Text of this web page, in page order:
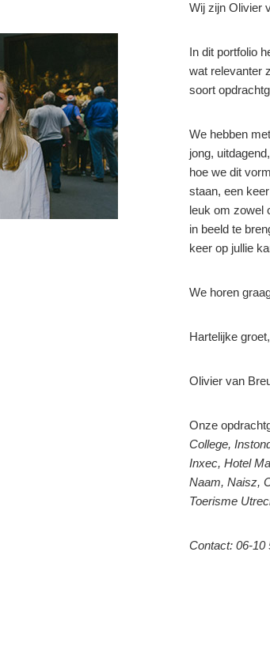
Wij zijn Olivier
In dit portfolio
wat relevanter
soort
We hebben
jong,
hoe we dit
staan, een
leuk om zowel
in beeld te
keer op jullie
We horen
Hartelijke groet,
Olivier van
Onze
College,
Inxec, Hotel
Naam, Naisz,
Toerisme
Contact: 06-10